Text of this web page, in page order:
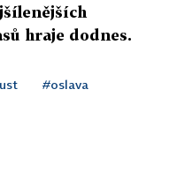
hraje dodnes.
#oslava